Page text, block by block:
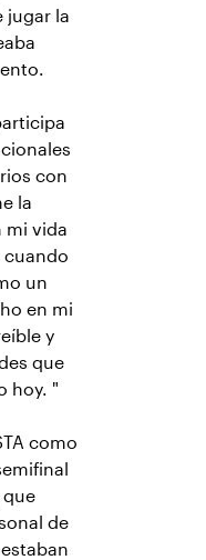
jugar la
con
la
mi vida
cuando
un
en mi
y
que
hoy. "
como
que
de